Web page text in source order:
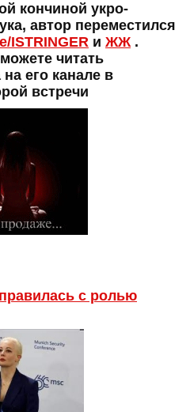
кончиной укро-
автор переместился
ISTRINGER и ЖЖ.
читать
его канале в
встречи
с ролью